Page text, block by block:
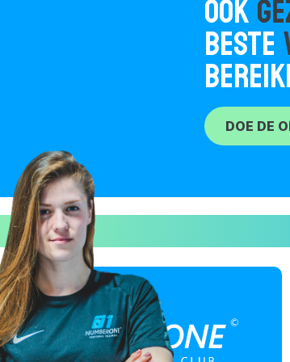
OOK
BESTE
DOE DE